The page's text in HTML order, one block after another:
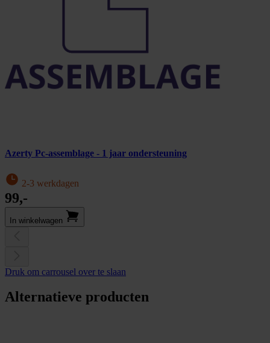
Azerty Pc-assemblage - 1 jaar ondersteuning
2-3 werkdagen
99,-
In winkel­wagen
Druk om carrousel over te slaan
Alternatieve producten